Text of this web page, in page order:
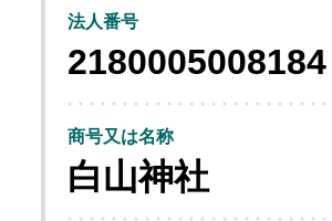
法人番号
2180005008184
商号又は名称
白山神社